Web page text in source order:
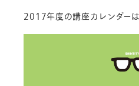
を公開しました。
「ファシリテーショ
2017年度の講座カレンダーは